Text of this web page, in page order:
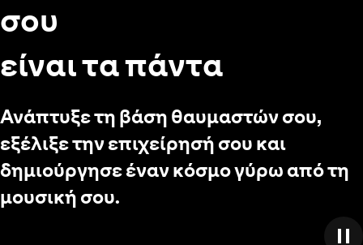
σου
είναι τα πάντα
Ανάπτυξε τη βάση θαυμαστών σου,
εξέλιξε την επιχείρησή σου και
δημιούργησε έναν κόσμο γύρω από τη
μουσική σου.